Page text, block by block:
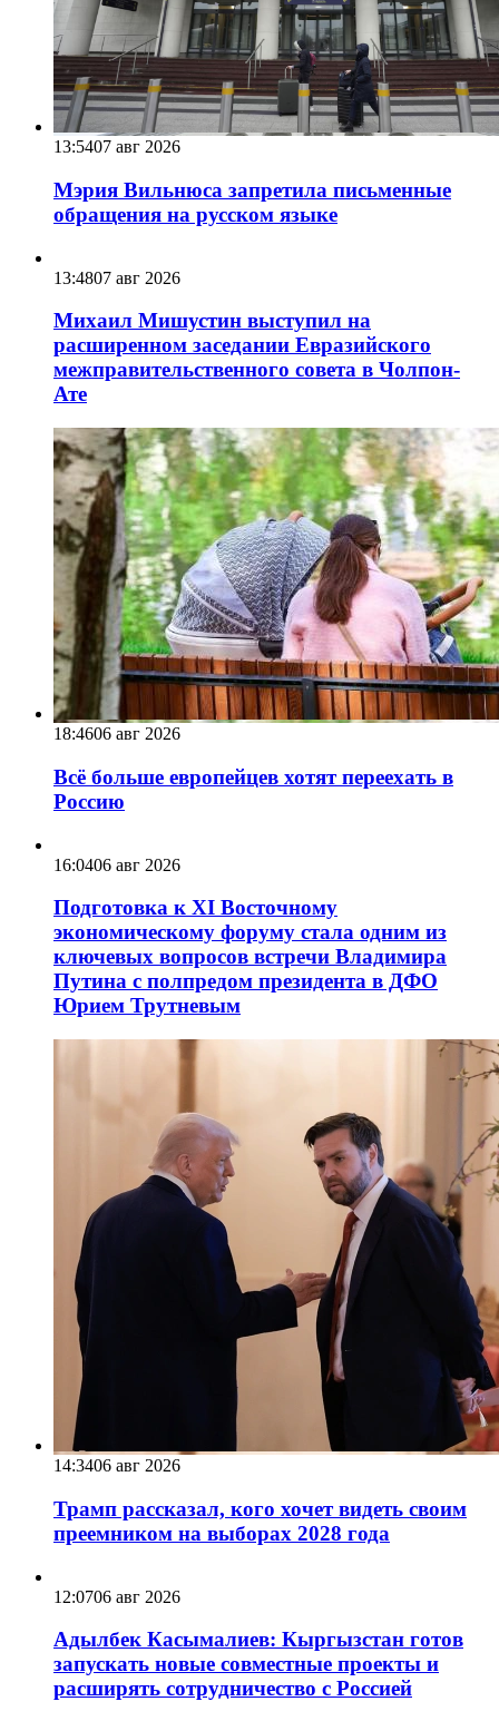
13:5407 авг 2026
Мэрия Вильнюса запретила письменные
обращения на русском языке
13:4807 авг 2026
Михаил Мишустин выступил на
расширенном заседании Евразийского
межправительственного совета в Чолпон-
Ате
18:4606 авг 2026
Всё больше европейцев хотят переехать в
Россию
16:0406 авг 2026
Подготовка к XI Восточному
экономическому форуму стала одним из
ключевых вопросов встречи Владимира
Путина с полпредом президента в ДФО
Юрием Трутневым
14:3406 авг 2026
Трамп рассказал, кого хочет видеть своим
преемником на выборах 2028 года
12:0706 авг 2026
Адылбек Касымалиев: Кыргызстан готов
запускать новые совместные проекты и
расширять сотрудничество с Россией